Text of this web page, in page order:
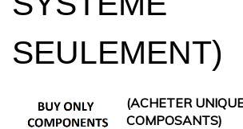
SEULEMENT)
(ACHETER
COMPOSANTS)